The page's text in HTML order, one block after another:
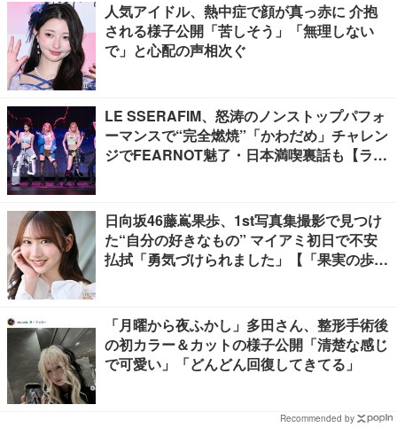
人気アイドル、熱中症で顔が真っ赤に 介抱
される様子公開「苦しそう」「無理しない
で」と心配の声相次ぐ
LE SSERAFIM、怒涛のノンストップパフォ
ーマンスで“完全燃焼”「かわだめ」チャレン
ジでFEARNOT魅了・日本満喫裏話も【ライ
日向坂46藤嶌果歩、1st写真集撮影で見つけ
た“自分の好きなもの” マイアミ初日で不安
払拭「勇気づけられました」【「果実の歩
「月曜から夜ふかし」多田さん、整形手術後
の初カラー＆カットの様子公開「清楚な感じ
で可愛い」「どんどん回復してきてる」
Recommended by